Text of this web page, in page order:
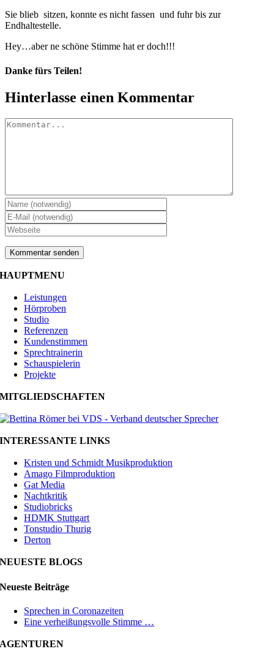
Sie blieb sitzen, konnte es nicht fassen und fuhr bis zur
Endhaltestelle.
Hey…aber ne schöne Stimme hat er doch!!!
Danke fürs Teilen!
Facebook
X
LinkedIn
Pinterest
Hinterlasse einen Kommentar
Kommentar
HAUPTMENU
Leistungen
Hörproben
Studio
Referenzen
Kundenstimmen
Sprechtrainerin
Schauspielerin
Projekte
MITGLIEDSCHAFTEN
INTERESSANTE LINKS
Kristen und Schmidt Musikproduktion
Amago Filmproduktion
Gat Media
Nachtkritik
Studiobricks
HDMK Stuttgart
Tonstudio Thurig
Derton
NEUESTE BLOGS
Neueste Beiträge
Sprechen in Coronazeiten
Eine verheißungsvolle Stimme …
AGENTUREN